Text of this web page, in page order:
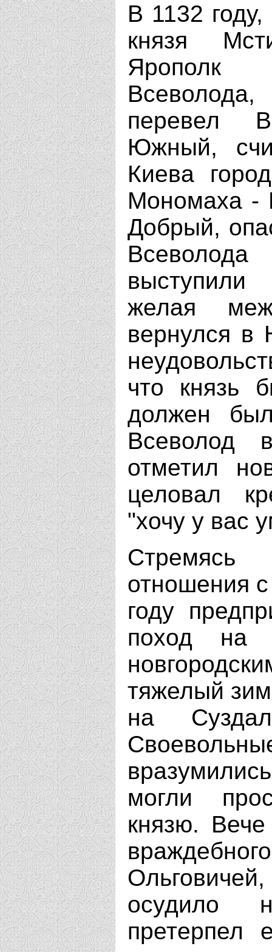
В 1132 году,
князя
Ярополк
перевел
Южный,
Киева
Мономаха -
Добрый,
желая
вернулся в
что князь
должен
Всеволод
отметил
целовал
"хочу у вас
Стремясь
отношения
году
поход на
тяжелый
на
могли
князю.
осудило
претерпел